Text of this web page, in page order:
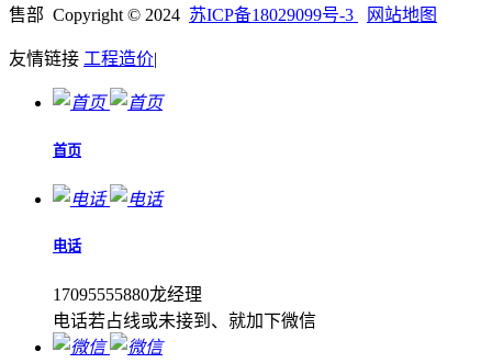
售部 Copyright © 2024 苏ICP备18029099号-3 网站地图
友情链接 工程造价|
首页
电话
17095555880龙经理
电话若占线或未接到、就加下微信